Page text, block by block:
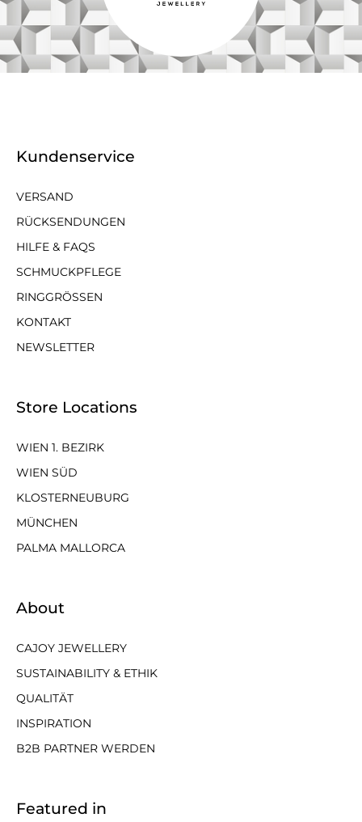
Kundenservice
VERSAND
RÜCKSENDUNGEN
HILFE & FAQS
SCHMUCKPFLEGE
RINGGRÖSSEN
KONTAKT
NEWSLETTER
Store Locations
WIEN 1. BEZIRK
WIEN SÜD
KLOSTERNEUBURG
MÜNCHEN
PALMA MALLORCA
About
CAJOY JEWELLERY
SUSTAINABILITY & ETHIK
QUALITÄT
INSPIRATION
B2B PARTNER WERDEN
Featured in